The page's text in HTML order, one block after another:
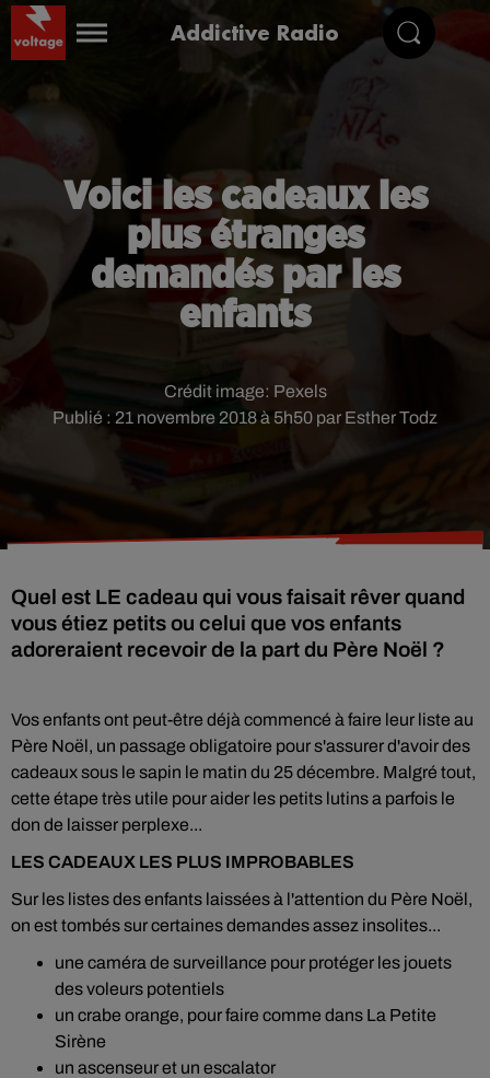
Addictive Radio
Voici les cadeaux les
plus étranges
demandés par les
enfants
Publié : 21 novembre 2018 à 5h50 par Esther Todz
Crédit image: Pexels
Quel est LE cadeau qui vous faisait rêver quand
vous étiez petits ou celui que vos enfants
adoreraient recevoir de la part du Père Noël ?
Vos enfants ont peut-être déjà commencé à faire leur liste au
Père Noël, un passage obligatoire pour s'assurer d'avoir des
cadeaux sous le sapin le matin du 25 décembre. Malgré tout,
cette étape très utile pour aider les petits lutins a parfois le
don de laisser perplexe...
LES CADEAUX LES PLUS IMPROBABLES
Sur les listes des enfants laissées à l'attention du Père Noël,
on est tombés sur certaines demandes assez insolites...
une caméra de surveillance pour protéger les jouets
des voleurs potentiels
un crabe orange, pour faire comme dans La Petite
Sirène
un ascenseur et un escalator